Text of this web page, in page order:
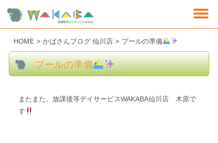
HOME > かばさんブログ 仙川店 > プールの準備
プールの準備
またまた、放課後等デイサービスWAKABA仙川店 木原で
す